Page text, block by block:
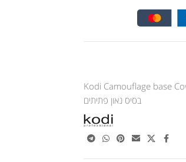
Kodi Camouflage base
בסיס נאון פתיתים